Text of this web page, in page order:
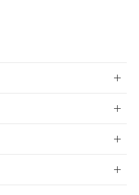
タル酸エステル類４
了までの期間は出
することから備考
りました。
の在庫切替を完了
割愛しておりま